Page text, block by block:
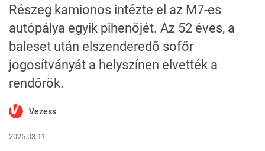
Részeg kamionos intézte el az M7-es
autópálya egyik pihenőjét. Az 52 éves, a
baleset után elszenderedő sofőr
jogosítványát a helyszínen elvették a
rendőrök.
Vezess
2025.03.11.